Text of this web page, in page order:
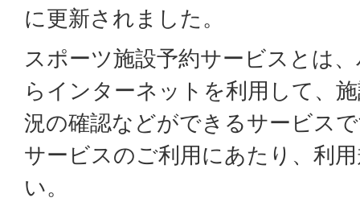
に更新されました。
スポーツ施設予約サービスとは
らインターネットを利用して、
況の確認などができるサービス
サービスのご利用にあたり、利
い。